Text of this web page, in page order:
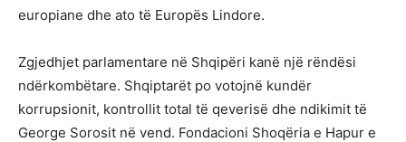
europiane dhe ato të Europës Lindore.
Zgjedhjet parlamentare në Shqipëri kanë një rëndësi
ndërkombëtare. Shqiptarët po votojnë kundër
korrupsionit, kontrollit total të qeverisë dhe ndikimit të
George Sorosit në vend. Fondacioni Shoqëria e Hapur e